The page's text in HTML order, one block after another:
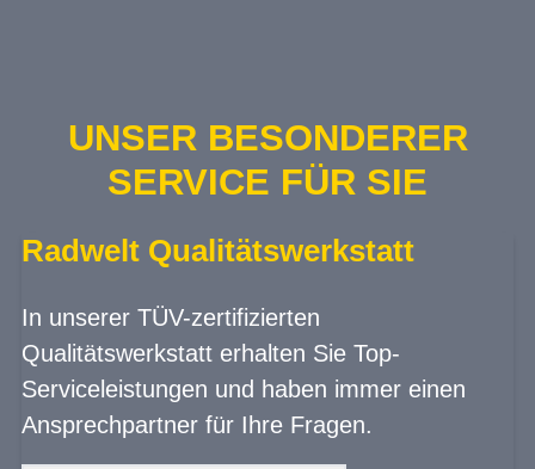
UNSER BESONDERER
SERVICE FÜR SIE
Radwelt Qualitätswerkstatt
In unserer TÜV-zertifizierten
Qualitätswerkstatt erhalten Sie Top-
Serviceleistungen und haben immer einen
Ansprechpartner für Ihre Fragen.